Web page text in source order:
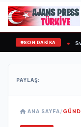
SON DAKİKA
yaşamını yitirdi
PAYLAŞ:
ANA SAYFA/